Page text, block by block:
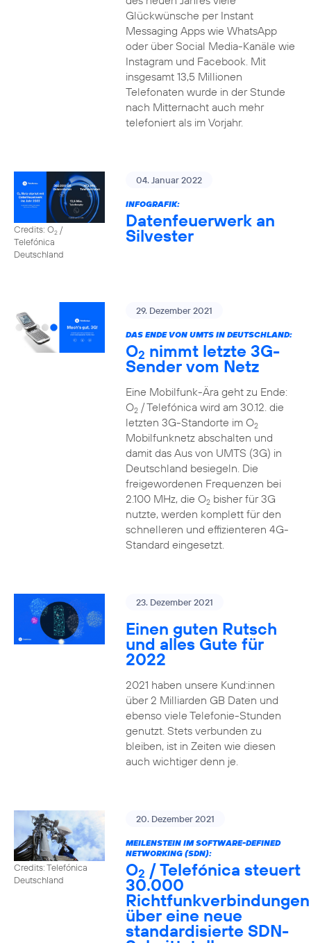
Glückwünsche per Instant
Messaging Apps wie WhatsApp
oder über Social Media-Kanäle wie
Instagram und Facebook. Mit
insgesamt 13,5 Millionen
Telefonaten wurde in der Stunde
nach Mitternacht auch mehr
telefoniert als im Vorjahr.
Credits: O2 /
Telefónica
Deutschland
04. Januar 2022
INFOGRAFIK:
Datenfeuerwerk an
Silvester
29. Dezember 2021
DAS ENDE VON UMTS IN DEUTSCHLAND:
O2 nimmt letzte 3G-
Sender vom Netz
Eine Mobilfunk-Ära geht zu Ende:
O2/ Telefónica wird am 30.12. die
letzten 3G-Standorte im O2
Mobilfunknetz abschalten und
damit das Aus von UMTS (3G) in
Deutschland besiegeln. Die
freigewordenen Frequenzen bei
2.100 MHz, die O2bisher für 3G
nutzte, werden komplett für den
schnelleren und effizienteren 4G-
Standard eingesetzt.
23. Dezember 2021
Einen guten Rutsch
und alles Gute für
2022
2021 haben unsere Kund:innen
über 2 Milliarden GB Daten und
ebenso viele Telefonie-Stunden
genutzt. Stets verbunden zu
bleiben, ist in Zeiten wie diesen
auch wichtiger denn je.
Credits: Telefónica
Deutschland
20. Dezember 2021
MEILENSTEIN IM SOFTWARE-DEFINED
NETWORKING (SDN):
O2 / Telefónica steuert
30.000
Richtfunkverbindungen
über eine neue
standardisierte SDN-